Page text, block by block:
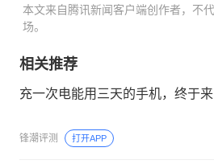
本文来自腾讯新闻客户端创作者，不
场。
相关推荐
充一次电能用三天的手机，终于来
锋潮评测 打开APP